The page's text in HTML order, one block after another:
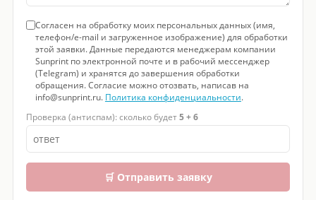
Согласен на обработку моих персональных данных (имя,
телефон/e-mail и загруженное изображение) для обработки
этой заявки. Данные передаются менеджерам компании
Sunprint по электронной почте и в рабочий мессенджер
(Telegram) и хранятся до завершения обработки
обращения. Согласие можно отозвать, написав на
info@sunprint.ru. Политика конфиденциальности.
Проверка (антиспам): сколько будет5 + 6
🛒 Отправить заявку